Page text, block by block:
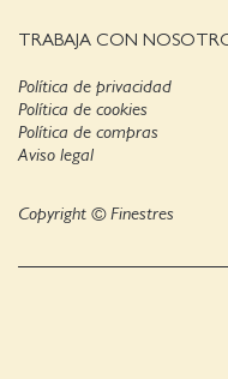
TRABAJA CON
Política de privacidad
Política de cookies
Aviso legal
Política de compras
Copyright © Finestres